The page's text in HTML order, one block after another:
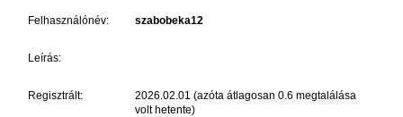
Felhasználónév: szabobeka12
Leírás:
Regisztrált:
2026.02.01 (azóta átlagosan 0.6 megtalálása
volt hetente)